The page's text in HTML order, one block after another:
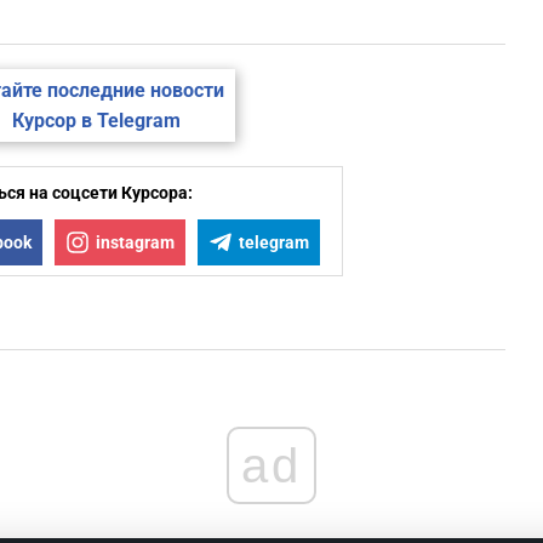
последние новости
Курсор в Telegram
на соцсети Курсора:
instagram telegram
ad